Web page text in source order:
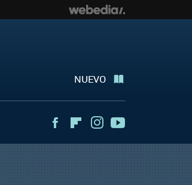
NUEVO
FacebookFlipboardInstagram